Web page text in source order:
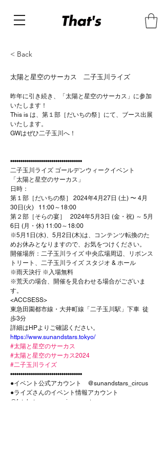
< Back
太陽と星空のサーカス 二子玉川ライズ
昨年に引き続き、
「太陽と星空のサーカス」に参加
いたします！
This is は、 第１部［だいちの祭］にて、ブース出展
いたします。
GWはぜひ二子玉川へ！
•••••••••••••••••••••••••••••••••••
二子玉川ライズ ゴールデンウィークイベント
「太陽と星空のサーカス」
日時：
第１部［だいちの祭］ 2024年4月27日 (土) 〜 4月
30日(火)   11:00～18:00
第２部［そらの宴］   2024年5月3日 (金・祝) ～ 5月
6日 (月・休) 11:00～18:00
※5月1日(水)、5月2日(木)は、コンテンツ転換のた
めお休みとなりますので、お気をつけください。
開催場所：二子玉川ライズ 中央広場周辺、リボンス
トリート、二子玉川ライズ スタジオ & ホール
※雨天決行 ※入場無料
※荒天の場合、開催を見合わせる場合がございま
す。
<ACCSESS>
東急田園都市線・大井町線「二子玉川駅」下車  徒
歩3分
詳細はHPよりご確認ください。
https://www.sunandstars.tokyo/
#太陽と星空のサーカス
#太陽と星空のサーカス2024
#二子玉川ライズ
•••••••••••••••••••••••••••••••••••
●イベント公式アカウント　@sunandstars_circus
●ライズさんのイベント情報アカウント
@futakotamagawa.rise.event